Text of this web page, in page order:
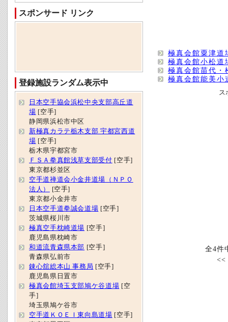
極真会館粟津道
極真会館小松道
極真会館苗代・
極真会館能美小
ス
全4件
<<
スポンサード リンク
登録施設ランダム表示中
日本空手協会浜松中央支部高丘道
場 [空手]
静岡県浜松市中区
新極真カラテ栃木支部 宇都宮西道
場 [空手]
栃木県宇都宮市
ＦＳＡ拳真館浅草支部受付 [空手]
東京都杉並区
空手道禅道会小金井道場（ＮＰＯ
法人）
[空手]
東京都小金井市
日本空手道拳誠会道場 [空手]
茨城県桜川市
極真空手枕崎道場 [空手]
鹿児島県枕崎市
和道流青森県本部 [空手]
青森県弘前市
錬心舘総本山 事務局 [空手]
鹿児島県日置市
極真会館埼玉支部鳩ケ谷道場 [空
手]
埼玉県鳩ケ谷市
空手道ＫＯＥＩ東向島道場 [空手]